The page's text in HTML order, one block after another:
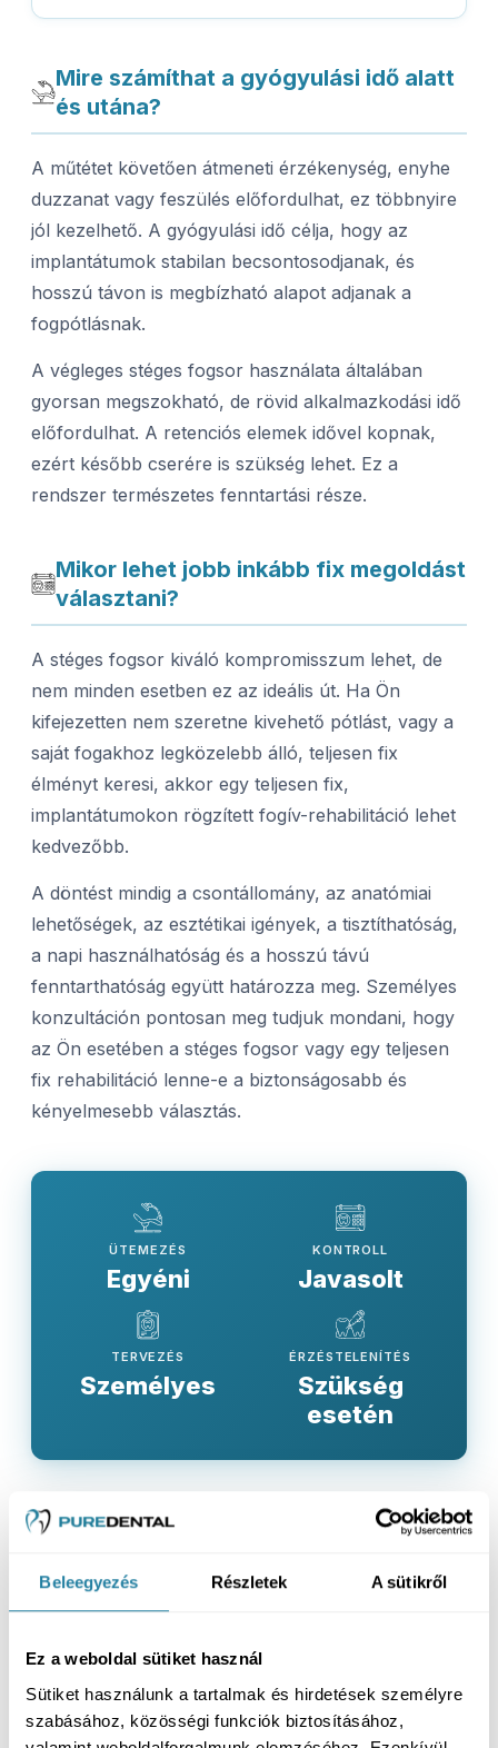
Beleegyezés Részletek A sütikről
Ez a weboldal sütiket használ
Sütiket használunk a tartalmak és hirdetések személyre
szabásához, közösségi funkciók biztosításához,
Mire számíthat a gyógyulási idő alatt
és utána?
A műtétet követően átmeneti érzékenység, enyhe
duzzanat vagy feszülés előfordulhat, ez többnyire
jól kezelhető. A gyógyulási idő célja, hogy az
implantátumok stabilan becsontosodjanak, és
hosszú távon is megbízható alapot adjanak a
fogpótlásnak.
A végleges stéges fogsor használata általában
gyorsan megszokható, de rövid alkalmazkodási idő
előfordulhat. A retenciós elemek idővel kopnak,
ezért később cserére is szükség lehet. Ez a
rendszer természetes fenntartási része.
Mikor lehet jobb inkább fix megoldást
választani?
A stéges fogsor kiváló kompromisszum lehet, de
nem minden esetben ez az ideális út. Ha Ön
kifejezetten nem szeretne kivehető pótlást, vagy a
saját fogakhoz legközelebb álló, teljesen fix
élményt keresi, akkor egy teljesen fix,
implantátumokon rögzített fogív-rehabilitáció lehet
kedvezőbb.
A döntést mindig a csontállomány, az anatómiai
lehetőségek, az esztétikai igények, a tisztíthatóság,
a napi használhatóság és a hosszú távú
fenntarthatóság együtt határozza meg. Személyes
konzultáción pontosan meg tudjuk mondani, hogy
az Ön esetében a stéges fogsor vagy egy teljesen
fix rehabilitáció lenne-e a biztonságosabb és
kényelmesebb választás.
ÜTEMEZÉS
Egyéni
KONTROLL
Javasolt
TERVEZÉS
Személyes
ÉRZÉSTELENÍTÉS
Szükség
esetén
Gyakran ismételt kérdések
Mi az a stéges fogsor?
Kinek lehet jó választás?
Miért stabilabb, mint a hagyományos
teljes fogsor?